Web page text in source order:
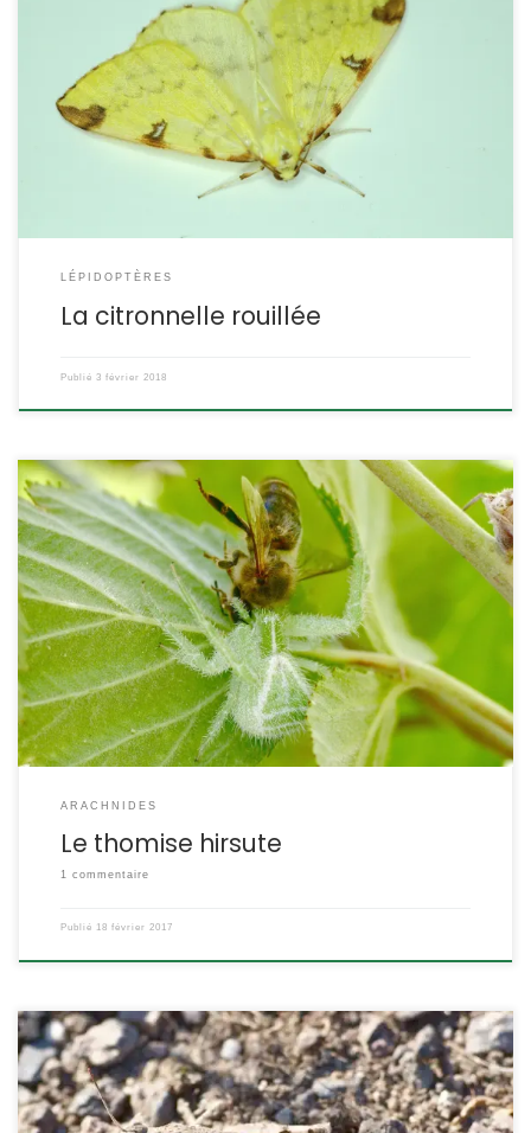
C’est un papillon dit « nocturne » aux couleurs vives. On ne peut le
confondre avec aucun autre, et il s’invite parfois dans les
maisons, attiré par la lumière. Sa chenille est la parfaite réplique
d’un petit rameau. Opisthograptis luteolata Linnaeus,1758 La
phalène de l’alisier POSITION SYSTÉMATIQUE : Insecte Lépidoptère
Hétérocère Famille des Geometridae, sous-famille […]
LÉPIDOPTÈRES
La citronnelle rouillée
Publié 3 février 2018
C’est une araignée-crabe qui chasse à l’affut des insectes
volants lorsqu’ils se posent. Cette espèce, verte avec des poils
blancs est parfaitement homochromique sur les plantes
pileuses. C’est à la fois l’une des plus grandes espèces de la
famille des Thomisidae et l’une des rares à être velue. Heriaeus
hirtus Latreille,1819 L’hériée […]
ARACHNIDES
Le thomise hirsute
1 commentaire
Publié 18 février 2017
Quand il s’envole on ne voit que ses ailes bleu turquoise, quand il